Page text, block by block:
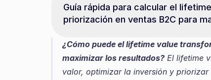
Guía rápida para calcular el
priorización en ventas B2C para
¿Cómo puede el lifetime value
maximizar los resultados? El lifetime
valor, optimizar la inversión y